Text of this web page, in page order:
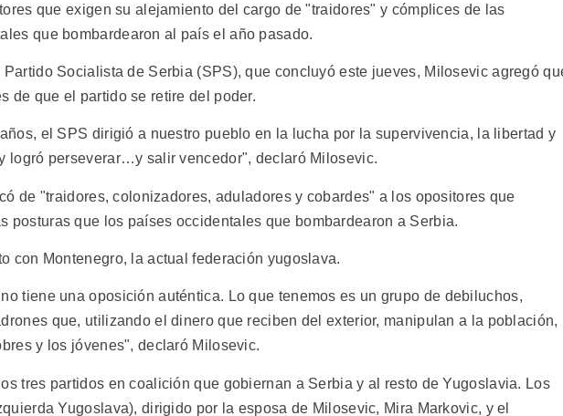
que exigen su alejamiento del cargo de "traidores" y cómplices de las
que bombardearon al país el año pasado.
Partido Socialista de Serbia (SPS), que concluyó este jueves, Milosevic agregó
de que el partido se retire del poder.
el SPS dirigió a nuestro pueblo en la lucha por la supervivencia, la libertad y
logró perseverar…y salir vencedor", declaró Milosevic.
de "traidores, colonizadores, aduladores y cobardes" a los opositores que
posturas que los países occidentales que bombardearon a Serbia.
con Montenegro, la actual federación yugoslava.
tiene una oposición auténtica. Lo que tenemos es un grupo de debiluchos,
que, utilizando el dinero que reciben del exterior, manipulan a la población,
y los jóvenes", declaró Milosevic.
tres partidos en coalición que gobiernan a Serbia y al resto de Yugoslavia. Los
Yugoslava), dirigido por la esposa de Milosevic, Mira Markovic, y el